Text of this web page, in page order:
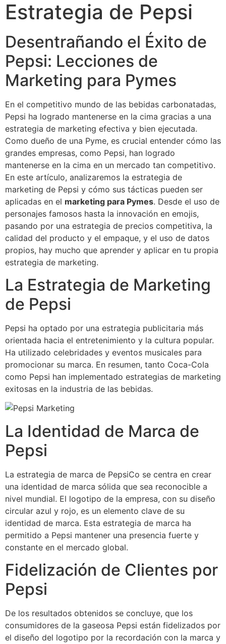
Estrategia de Pepsi
Desentrañando el Éxito de
Pepsi: Lecciones de
Marketing para Pymes
En el competitivo mundo de las bebidas carbonatadas,
Pepsi ha logrado mantenerse en la cima gracias a una
estrategia de marketing efectiva y bien ejecutada.
Como dueño de una Pyme, es crucial entender cómo las
grandes empresas, como Pepsi, han logrado
mantenerse en la cima en un mercado tan competitivo.
En este artículo, analizaremos la estrategia de
marketing de Pepsi y cómo sus tácticas pueden ser
aplicadas en el marketing para Pymes. Desde el uso de
personajes famosos hasta la innovación en emojis,
pasando por una estrategia de precios competitiva, la
calidad del producto y el empaque, y el uso de datos
propios, hay mucho que aprender y aplicar en tu propia
estrategia de marketing.
La Estrategia de Marketing
de Pepsi
Pepsi ha optado por una estrategia publicitaria más
orientada hacia el entretenimiento y la cultura popular.
Ha utilizado celebridades y eventos musicales para
promocionar su marca. En resumen, tanto Coca-Cola
como Pepsi han implementado estrategias de marketing
exitosas en la industria de las bebidas.
La Identidad de Marca de
Pepsi
La estrategia de marca de PepsiCo se centra en crear
una identidad de marca sólida que sea reconocible a
nivel mundial. El logotipo de la empresa, con su diseño
circular azul y rojo, es un elemento clave de su
identidad de marca. Esta estrategia de marca ha
permitido a Pepsi mantener una presencia fuerte y
constante en el mercado global.
Fidelización de Clientes por
Pepsi
De los resultados obtenidos se concluye, que los
consumidores de la gaseosa Pepsi están fidelizados por
el diseño del logotipo por la recordación con la marca y